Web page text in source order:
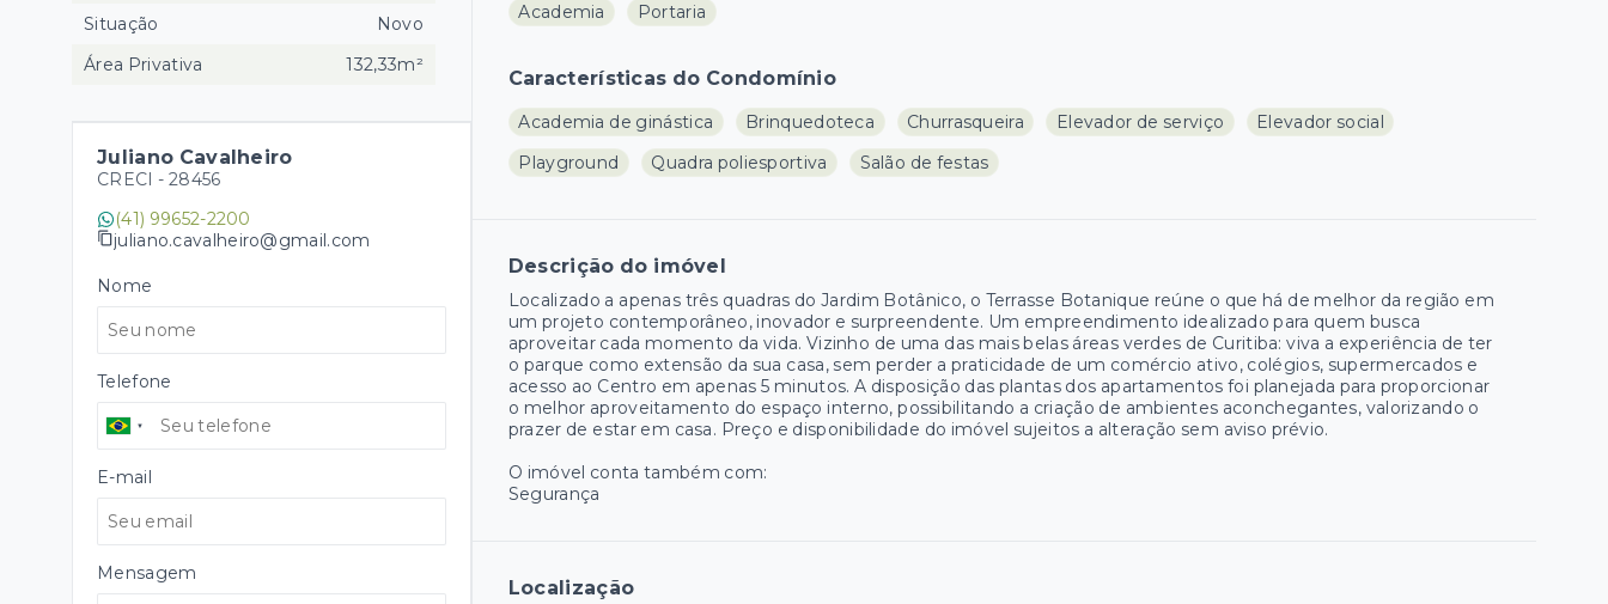
Academia Portaria
Características do Condomínio
Academia de ginástica Brinquedoteca Churrasqueira Elevador de serviço
Elevador social
Playground
Quadra poliesportiva Salão de festas
Descrição do imóvel
Localizado a apenas três quadras do Jardim Botânico, o Terrasse Botanique reúne o que há de melhor da região em
um projeto contemporâneo, inovador e surpreendente. Um empreendimento idealizado para quem busca
aproveitar cada momento da vida. Vizinho de uma das mais belas áreas verdes de Curitiba: viva a experiência de ter
o parque como extensão da sua casa, sem perder a praticidade de um comércio ativo, colégios, supermercados e
acesso ao Centro em apenas 5 minutos. A disposição das plantas dos apartamentos foi planejada para proporcionar
o melhor aproveitamento do espaço interno, possibilitando a criação de ambientes aconchegantes, valorizando o
prazer de estar em casa. Preço e disponibilidade do imóvel sujeitos a alteração sem aviso prévio.
O imóvel conta também com:
Segurança
Localização
Situação
Novo
Área Privativa
132,33m²
Juliano Cavalheiro
CRECI - 28456
(41) 99652-2200
juliano.cavalheiro@gmail.com
Nome
Telefone
E-mail
Mensagem